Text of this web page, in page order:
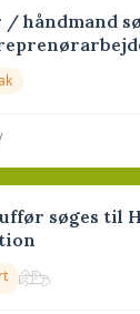
håndmand
søges til